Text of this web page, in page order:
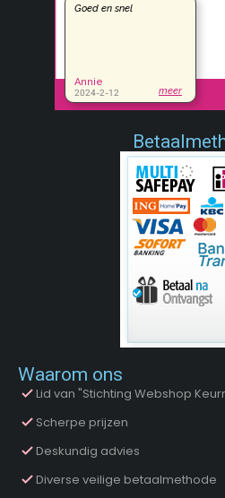
Waarom ons
Lid van "Stichting Webshop
Scherpe prijzen
Deskundig advies
Diverse veilige betaalmethode